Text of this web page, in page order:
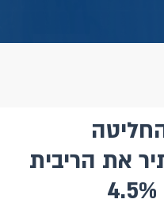
להותיר את הריבית